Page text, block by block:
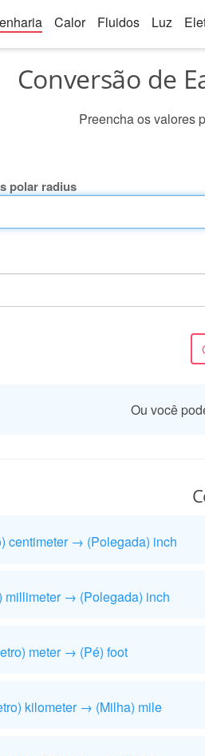
Calor Fluidos Luz
Conversão de
Preencha os valores
polar radius
Ou você
centimeter → (Polegada) inch
millimeter → (Polegada) inch
meter → (Pé) foot
kilometer → (Milha) mile